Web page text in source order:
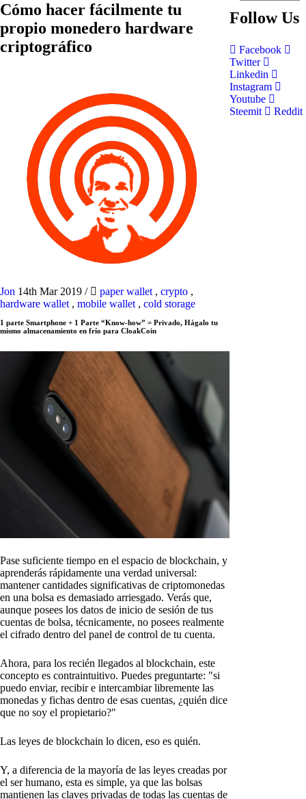
Cómo hacer fácilmente tu
propio monedero hardware
criptográfico
Jon 14th Mar 2019 / paper wallet , crypto ,
hardware wallet , mobile wallet , cold storage
1 parte Smartphone + 1 Parte “Know-how” = Privado, Hágalo tu
mismo almacenamiento en frío para CloakCoin
Pase suficiente tiempo en el espacio de blockchain, y
aprenderás rápidamente una verdad universal:
mantener cantidades significativas de criptomonedas
en una bolsa es demasiado arriesgado. Verás que,
aunque posees los datos de inicio de sesión de tus
cuentas de bolsa, técnicamente, no posees realmente
el cifrado dentro del panel de control de tu cuenta.
Ahora, para los recién llegados al blockchain, este
concepto es contraintuitivo. Puedes preguntarte: "si
puedo enviar, recibir e intercambiar libremente las
monedas y fichas dentro de esas cuentas, ¿quién dice
que no soy el propietario?"
Las leyes de blockchain lo dicen, eso es quién.
Y, a diferencia de la mayoría de las leyes creadas por
el ser humano, esta es simple, ya que las bolsas
mantienen las claves privadas de todas las cuentas de
Follow Us
Facebook
Twitter
Linkedin
Instagram
Youtube
Steemit
Reddit